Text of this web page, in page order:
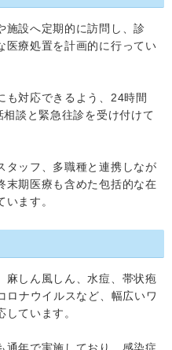
設へ定期的に訪問し、診
医療処置を計画的に行ってい
対応できるよう、24時間
談と緊急往診を受け付けて
ッフ、多職種と連携しなが
末期医療も含めた包括的な在
ます。
しん風しん、水痘、帯状疱
ロナウイルスなど、幅広いワ
しています。